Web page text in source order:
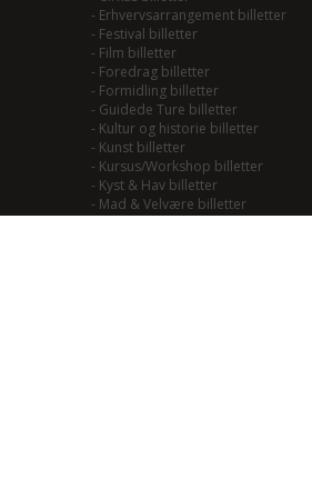
- Erhvervsarrangement billetter
- Festival billetter
- Film billetter
- Foredrag billetter
- Formidling billetter
- Guidede Ture billetter
- Kultur og historie billetter
- Kunst billetter
- Kursus/Workshop billetter
- Kyst & Hav billetter
- Mad & Velvære billetter